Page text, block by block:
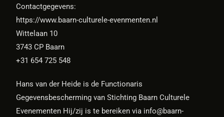
Contactgegevens:
https://www.baarn-culturele-evenmenten.nl
Wittelaan 10
3743 CP Baarn
+31 654 725 548
Hans van der Heide is de Functionaris
Gegevensbescherming van Stichting Baarn Culturele
Evenementen Hij/zij is te bereiken via info@baarn-